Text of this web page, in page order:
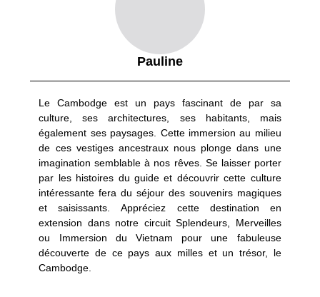
Découvrez le Cambodge dans l’extension du Splendeurs du
Vietnam. Notre guide accompagnateur sera présent durant ce
circuit afin d’apporter toutes les informations nécessaires au
pourront également vous proposer un voyage sur mesure,
combiné ou non avec les pays voisins.
Pauline
Le Cambodge est un pays fascinant de par sa
culture, ses architectures, ses habitants, mais
également ses paysages. Cette immersion au milieu
de ces vestiges ancestraux nous plonge dans une
imagination semblable à nos rêves. Se laisser porter
par les histoires du guide et découvrir cette culture
intéressante fera du séjour des souvenirs magiques
et saisissants. Appréciez cette destination en
extension dans notre circuit Splendeurs, Merveilles
ou Immersion du Vietnam pour une fabuleuse
découverte de ce pays aux milles et un trésor, le
Cambodge.